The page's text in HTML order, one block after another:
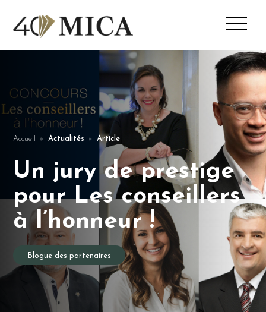
Accueil Actualités Article
Un jury de prestige
pour Les conseillers
à l’honneur !
Blogue des partenaires